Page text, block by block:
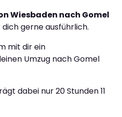
Wiesbaden nach Gomel
gerne ausführlich.
mit dir ein
Umzug nach Gomel
dabei nur 20 Stunden 11